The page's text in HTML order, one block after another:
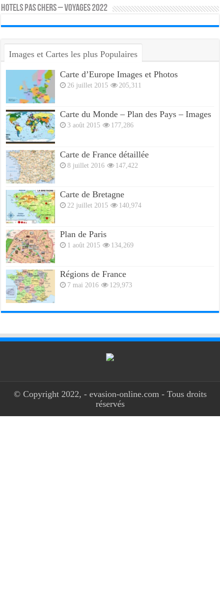
HOTELS PAS CHERS – VOYAGES 2022
Images et Cartes les plus Populaires
Carte d’Europe Images et Photos
26 juillet 2015 205,311
Carte du Monde – Plan des Pays – Images
3 août 2015 177,286
Carte de France détaillée
8 juillet 2016 147,422
Carte de Bretagne
22 juillet 2015 140,974
Plan de Paris
1 août 2015 134,269
Régions de France
7 mai 2016 129,973
© Copyright 2022, - evasion-online.com - Tous droits
réservés